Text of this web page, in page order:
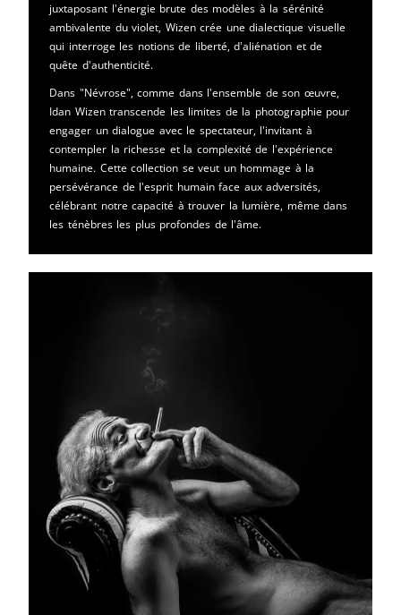
juxtaposant l'énergie brute des modèles à la sérénité
ambivalente du violet, Wizen crée une dialectique visuelle
qui interroge les notions de liberté, d'aliénation et de
quête d'authenticité.
Dans "Névrose", comme dans l'ensemble de son œuvre,
Idan Wizen transcende les limites de la photographie pour
engager un dialogue avec le spectateur, l'invitant à
contempler la richesse et la complexité de l'expérience
humaine. Cette collection se veut un hommage à la
persévérance de l'esprit humain face aux adversités,
célébrant notre capacité à trouver la lumière, même dans
les ténèbres les plus profondes de l'âme.